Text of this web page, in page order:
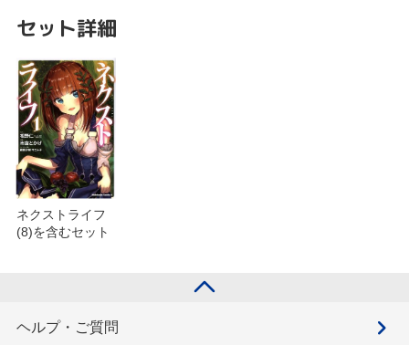
セット詳細
ネクストライフ
(8)を含むセット
ヘルプ・ご質問